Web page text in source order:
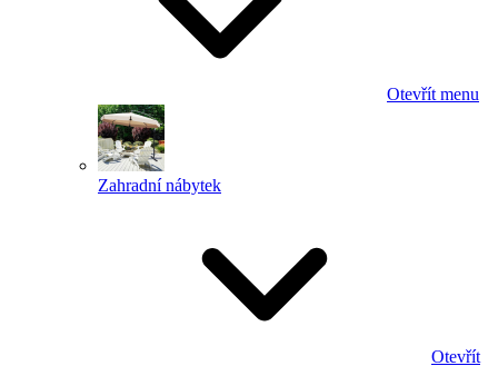
Otevřít menu
Zahradní nábytek
Otevřít